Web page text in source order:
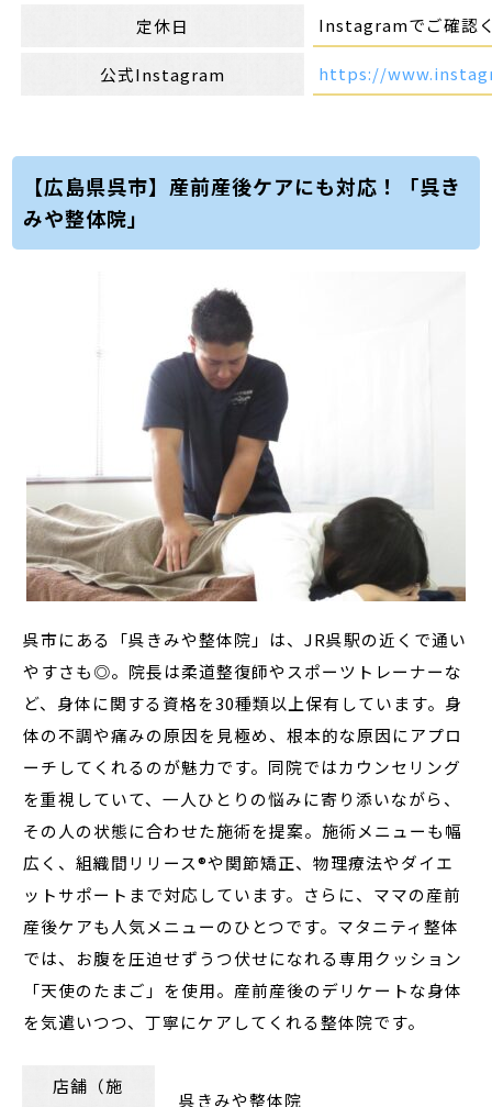
定休日 Instagramでご確認
公式Instagram https://
【広島県呉市】産前産後ケアにも対応！「呉き
みや整体院」
呉市にある「呉きみや整体院」は、JR呉駅の近くで通い
やすさも◎。院長は柔道整復師やスポーツトレーナーな
ど、身体に関する資格を30種類以上保有しています。身
体の不調や痛みの原因を見極め、根本的な原因にアプロ
ーチしてくれるのが魅力です。同院ではカウンセリング
を重視していて、一人ひとりの悩みに寄り添いながら、
その人の状態に合わせた施術を提案。施術メニューも幅
広く、組織間リリース®︎や関節矯正、物理療法やダイエ
ットサポートまで対応しています。さらに、ママの産前
産後ケアも人気メニューのひとつです。マタニティ整体
では、お腹を圧迫せずうつ伏せになれる専用クッション
「天使のたまご」を使用。産前産後のデリケートな身体
を気遣いつつ、丁寧にケアしてくれる整体院です。
店舗（施
呉きみや整体院